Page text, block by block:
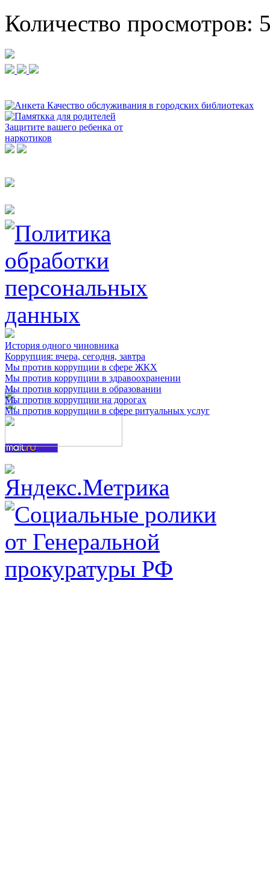
Количество просмотров:
История одного чиновника
Коррупция: вчера, сегодня, завтра
Мы против коррупции в сфере ЖКХ
Мы против коррупции в здравоохранении
Мы против коррупции в образовании
Мы против коррупции на дорогах
Мы против коррупции в сфере ритуальных услуг